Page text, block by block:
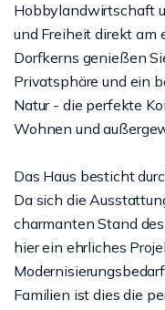
Hobbylandwirtschaft
und Freiheit direkt am
Dorfkerns genießen
Privatsphäre und ein
Natur - die perfekte
Wohnen und
Das Haus besticht
Da sich die
charmanten Stand
hier ein ehrliches
Familien ist dies die